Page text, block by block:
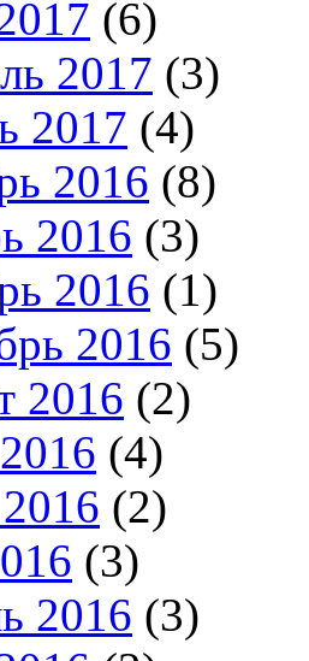
(6)
2017 (3)
2017 (4)
2016 (8)
2016 (3)
2016 (1)
2016 (5)
2016 (2)
(4)
(2)
(3)
2016 (3)